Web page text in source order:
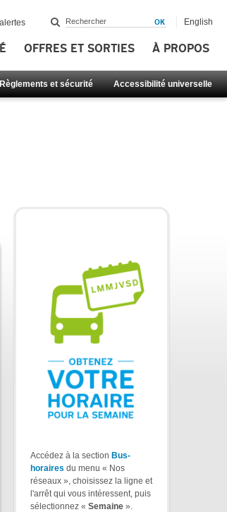
OFFRES ET SORTIES À PROPOS
Règlements et sécurité Accessibilité universelle
English
Accédez à la section Bus-
horaires du menu « Nos
réseaux », choisissez la ligne et
l'arrêt qui vous intéressent, puis
sélectionnez « Semaine ».